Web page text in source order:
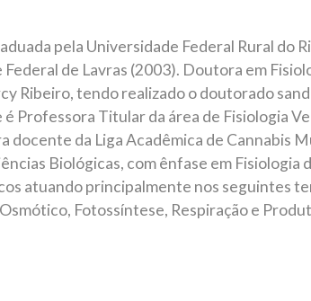
pela Universidade Federal Rural do
de Lavras (2003). Doutora em
Ribeiro, tendo realizado o doutorado
Professora Titular da área de Fisiologia
docente da Liga Acadêmica de Cannabis
Biológicas, com ênfase em Fisiologia
atuando principalmente nos seguintes
Fotossíntese, Respiração e